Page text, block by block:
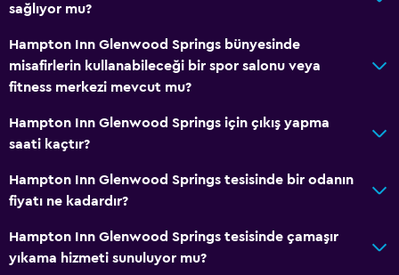
sağlıyor mu?
Hampton Inn Glenwood Springs bünyesinde
misafirlerin kullanabileceği bir spor salonu veya
fitness merkezi mevcut mu?
Hampton Inn Glenwood Springs için çıkış yapma
saati kaçtır?
Hampton Inn Glenwood Springs tesisinde bir odanın
fiyatı ne kadardır?
Hampton Inn Glenwood Springs tesisinde çamaşır
yıkama hizmeti sunuluyor mu?